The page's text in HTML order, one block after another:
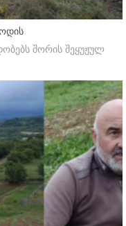
შორის შეყუჟულ